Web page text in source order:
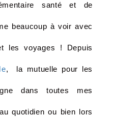
santé et de
beaucoup à voir avec
les voyages ! Depuis
, la mutuelle pour les
dans toutes mes
quotidien ou bien lors